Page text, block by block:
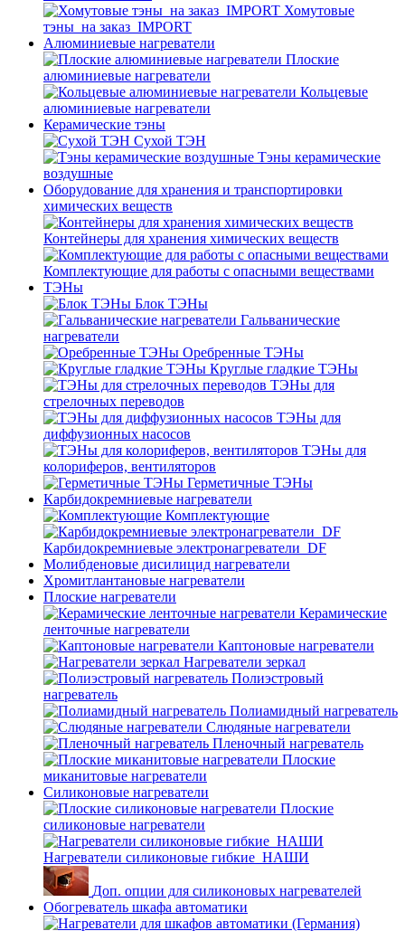
Хомутовые
тэны_на заказ_IMPORT
Алюминиевые нагреватели
Плоские
алюминиевые нагреватели
Кольцевые
алюминиевые нагреватели
Керамические тэны
Сухой ТЭН
Тэны керамические
воздушные
Оборудование для хранения и транспортировки
химических веществ
Контейнеры для хранения химических веществ
Комплектующие для работы с опасными веществами
ТЭНы
Блок ТЭНы
Гальванические
нагреватели
Оребренные ТЭНы
Круглые гладкие ТЭНы
ТЭНы для
стрелочных переводов
ТЭНы для
диффузионных насосов
ТЭНы для
колориферов, вентиляторов
Герметичные ТЭНы
Карбидокремниевые нагреватели
Комплектующие
Карбидокремниевые электронагреватели_DF
Молибденовые дисилицид нагреватели
Хромитлантановые нагреватели
Плоские нагреватели
Керамические
ленточные нагреватели
Каптоновые нагреватели
Нагреватели зеркал
Полиэстровый
нагреватель
Полиамидный нагреватель
Слюдяные нагреватели
Пленочный нагреватель
Плоские
миканитовые нагреватели
Силиконовые нагреватели
Плоские
силиконовые нагреватели
Нагреватели силиконовые гибкие_НАШИ
Доп. опции для силиконовых нагревателей
Обогреватель шкафа автоматики